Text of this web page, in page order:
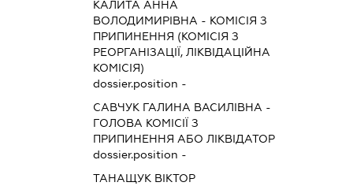
КАЛИТА АННА
ВОЛОДИМИРІВНА - КОМІСІЯ З
ПРИПИНЕННЯ (КОМІСІЯ З
РЕОРГАНІЗАЦІЇ, ЛІКВІДАЦІЙНА
КОМІСІЯ)
dossier.position -
САВЧУК ГАЛИНА ВАСИЛІВНА -
ГОЛОВА КОМІСІЇ З
ПРИПИНЕННЯ АБО ЛІКВІДАТОР
dossier.position -
ТАНАЩУК ВІКТОР